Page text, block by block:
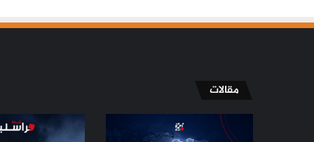
مقالات
الإسلاميون
مسيّرة
دمياط